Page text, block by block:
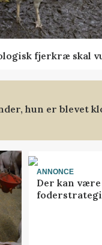
fjerkræ skal
hun er blevet
ANNONCE
Der kan